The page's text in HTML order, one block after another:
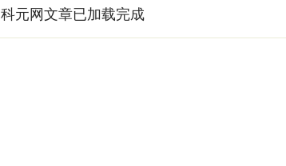
科元网文章已加载完成